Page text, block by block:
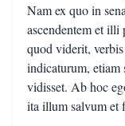
Nam ex quo in
ascendentem et
quod viderit,
indicaturum,
vidisset. Ab hoc
ita illum salvum et